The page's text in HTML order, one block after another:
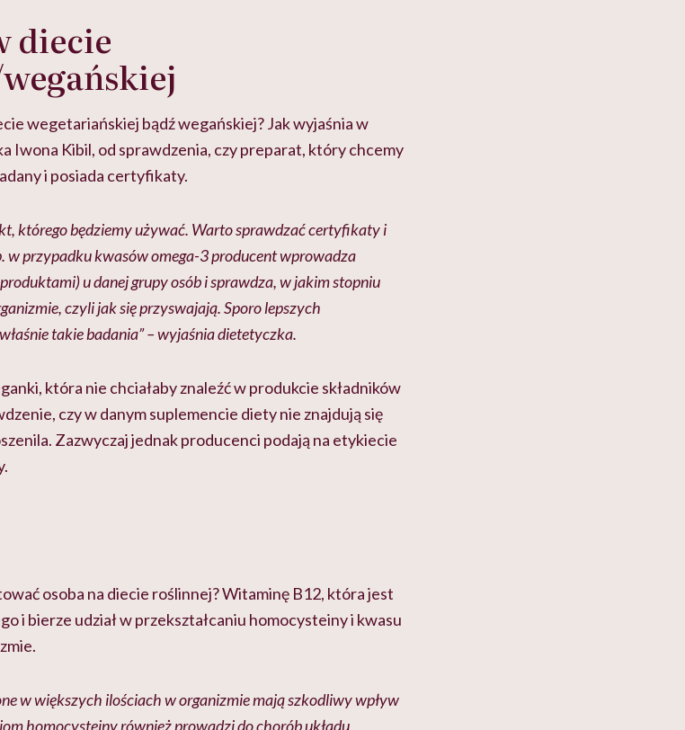
diecie
wegetariańskiej bądź wegańskiej? Jak wyjaśnia w
Iwona Kibil, od sprawdzenia, czy preparat, który chcemy
i posiada certyfikaty.
którego będziemy używać. Warto sprawdzać certyfikaty i
w przypadku kwasów omega-3 producent wprowadza
u danej grupy osób i sprawdza, w jakim stopniu
czyli jak się przyswajają. Sporo lepszych
takie badania” – wyjaśnia dietetyczka.
która nie chciałaby znaleźć w produkcie składników
czy w danym suplemencie diety nie znajdują się
Zazwyczaj jednak producenci podają na etykiecie
osoba na diecie roślinnej? Witaminę B12, która jest
i bierze udział w przekształcaniu homocysteiny i kwasu
w większych ilościach w organizmie mają szkodliwy wpływ
homocysteiny również prowadzi do chorób układu